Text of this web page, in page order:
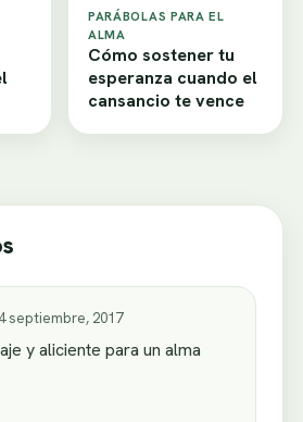
PARÁBOLAS PARA EL
ALMA
Cómo sostener tu
esperanza cuando el
cansancio te vence
septiembre, 2017
y aliciente para un alma